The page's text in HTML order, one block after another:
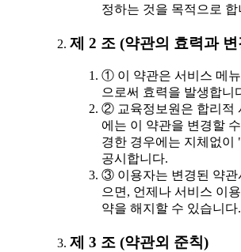
정하는 것을 목적으로 합
제 2 조 (약관의 효력과 변
① 이 약관은 서비스 메
으로써 효력을 발생합니
② 교육정보원은 합리적
에는 이 약관을 변경할
경한 경우에는 지체없이
공시합니다.
③ 이용자는 변경된 약관
으면, 언제나 서비스 이
약을 해지할 수 있습니다.
제 3 조 (약관외 준칙)